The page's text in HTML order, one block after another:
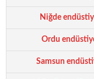
Niğde
Ordu
Samsun